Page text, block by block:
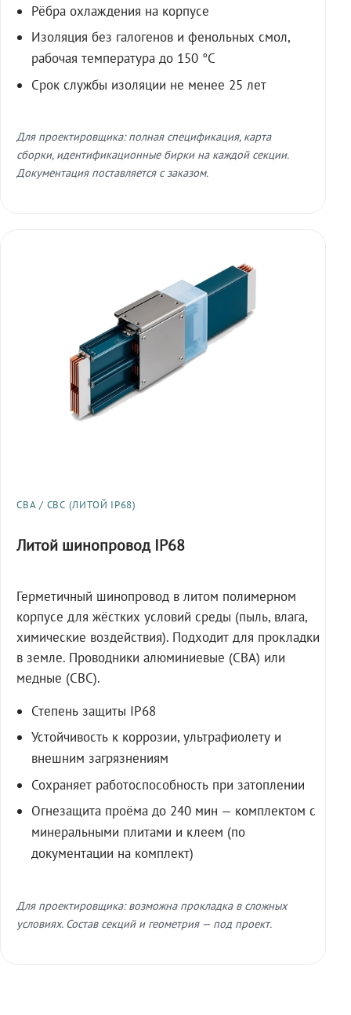
Рёбра охлаждения на корпусе
Изоляция без галогенов и фенольных смол,
рабочая температура до 150 °C
Срок службы изоляции не менее 25 лет
Для проектировщика: полная спецификация, карта
сборки, идентификационные бирки на каждой секции.
Документация поставляется с заказом.
СВА / СВС (ЛИТОЙ IP68)
Литой шинопровод IP68
Герметичный шинопровод в литом полимерном
корпусе для жёстких условий среды (пыль, влага,
химические воздействия). Подходит для прокладки
в земле. Проводники алюминиевые (СВА) или
медные (СВС).
Степень защиты IP68
Устойчивость к коррозии, ультрафиолету и
внешним загрязнениям
Сохраняет работоспособность при затоплении
Огнезащита проёма до 240 мин — комплектом с
минеральными плитами и клеем (по
документации на комплект)
Для проектировщика: возможна прокладка в сложных
условиях. Состав секций и геометрия — под проект.